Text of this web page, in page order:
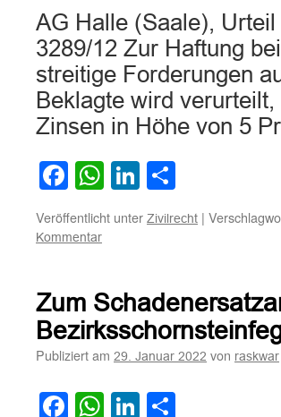
AG Halle (Saale),
3289/12 Zur Haftung
streitige Forderungen
Beklagte wird
Zinsen in Höhe von 5
Facebook
WhatsApp
LinkedIn
Veröffentlicht unter Zivilrecht |
Kommentar
Zum
Publiziert am 29. Januar 2022 von raskwar
Facebook
WhatsApp
LinkedIn